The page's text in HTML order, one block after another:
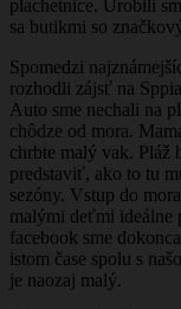
plachetnice. Urobili
sa butikmi so
Spomedzi
rozhodli zájsť na
Auto sme nechali na
chôdze od mora.
chrbte malý vak. Pláž
predstaviť, ako to tu
sezóny. Vstup do
malými deťmi ideálne
facebook sme
istom čase spolu s
je naozaj malý.